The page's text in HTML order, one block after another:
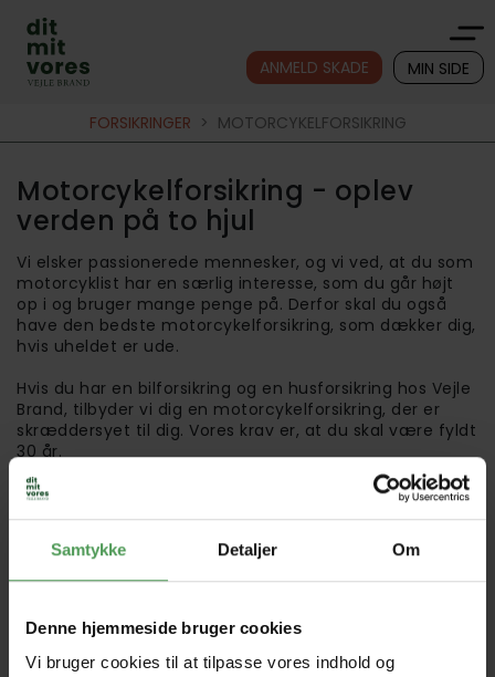
Samtykke Detaljer Om
Denne hjemmeside bruger cookies
Vi bruger cookies til at tilpasse vores indhold og
ANMELD SKADE MIN SIDE
FORSIKRINGER > MOTORCYKELFORSIKRING
Motorcykelforsikring - oplev
verden på to hjul
Vi elsker passionerede mennesker, og vi ved, at du som
motorcyklist har en særlig interesse, som du går højt
op i og bruger mange penge på. Derfor skal du også
have den bedste motorcykelforsikring, som dækker dig,
hvis uheldet er ude.
Hvis du har en bilforsikring og en husforsikring hos Vejle
Brand, tilbyder vi dig en motorcykelforsikring, der er
skræddersyet til dig. Vores krav er, at du skal være fyldt
30 år.
Du kan overføre din anciennitet fra din bilforsikring til
motorcykelforsikringen, og skulle din ægtefælle eller
forsikring til hende eller ham, så I begge får en rigtig
god dækning.